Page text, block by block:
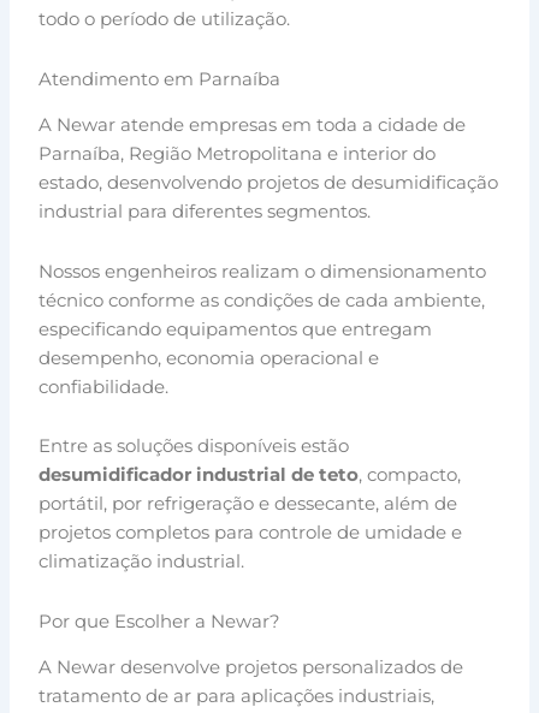
todo o período de utilização.
Atendimento em Parnaíba
A Newar atende empresas em toda a cidade de
Parnaíba, Região Metropolitana e interior do
estado, desenvolvendo projetos de desumidificação
industrial para diferentes segmentos.
Nossos engenheiros realizam o dimensionamento
técnico conforme as condições de cada ambiente,
especificando equipamentos que entregam
desempenho, economia operacional e
confiabilidade.
Entre as soluções disponíveis estão
desumidificador industrial de teto, compacto,
portátil, por refrigeração e dessecante, além de
projetos completos para controle de umidade e
climatização industrial.
Por que Escolher a Newar?
A Newar desenvolve projetos personalizados de
tratamento de ar para aplicações industriais,